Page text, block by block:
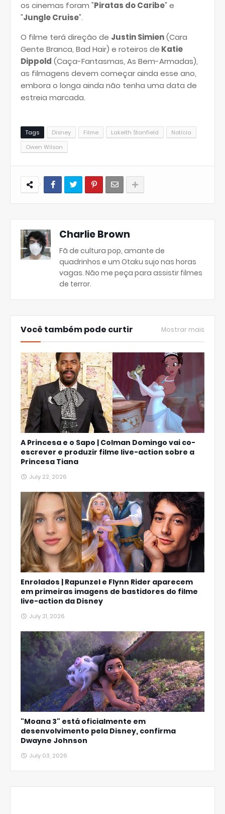
os cinemas foram "Piratas do Caribe" e
"Jungle Cruise".
O filme terá direção de Justin Simien(Cara
Gente Branca, Bad Hair) e roteiros de Katie
Dippold (Caça-Fantasmas, As Bem-Armadas),
as filmagens devem começar ainda esse ano,
embora o longa ainda não tenha uma data de
estreia marcada.
Tags Disney Filme Lakeith Stanfield
Notícia
Owen Wilson
Charlie Brown
Fã de cultura pop, amante de
quadrinhos e um Otaku sujo nas horas
vagas. Não me peça para assistir filmes
de terror.
Você também pode curtir Mostrar mais
A Princesa e o Sapo | Colman Domingo vai co-
escrever e produzir filme live-action sobre a
Princesa Tiana
July 22, 2026
Enrolados | Rapunzel e Flynn Rider aparecem
em primeiras imagens de bastidores do filme
live-action da Disney
July 21, 2026
"Moana 3" está oficialmente em
desenvolvimento pela Disney, confirma
Dwayne Johnson
July 03, 2026